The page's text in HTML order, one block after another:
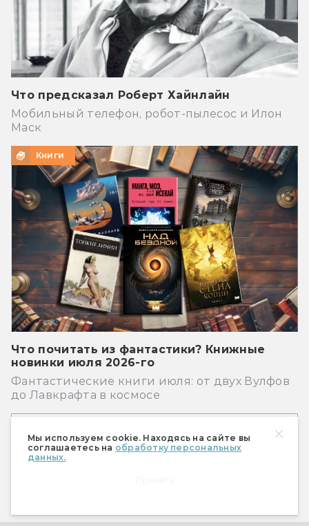
Мы используем cookie. Находясь на сайте вы
соглашаетесь на обработку персональных
данных.
Что предсказал Роберт Хайнлайн
Мобильный телефон, робот-пылесос и Илон
Маск
Книги
Что почитать из фантастики? Книжные
новинки июля 2026-го
Фантастические книги июля: от двух Вулфов
до Лавкрафта в космосе